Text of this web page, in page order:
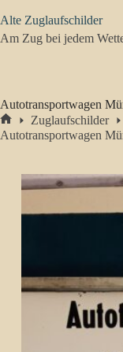
Inhalt
springen
Alte Zuglaufschilder
Am Zug bei jedem
Autotransportwagen
Start
Zuglaufschilder
Autotransportwagen